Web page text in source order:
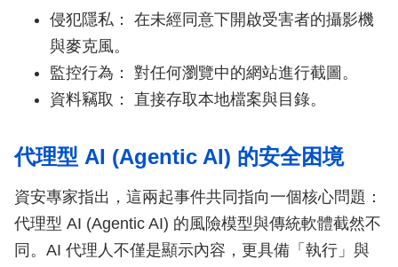
侵犯隱私： 在未經同意下開啟受害者的攝影機
與麥克風。
監控行為： 對任何瀏覽中的網站進行截圖。
資料竊取： 直接存取本地檔案與目錄。
代理型 AI (Agentic AI) 的安全困境
資安專家指出，這兩起事件共同指向一個核心問題：
代理型 AI (Agentic AI) 的風險模型與傳統軟體截然不
同。AI 代理人不僅是顯示內容，更具備「執行」與